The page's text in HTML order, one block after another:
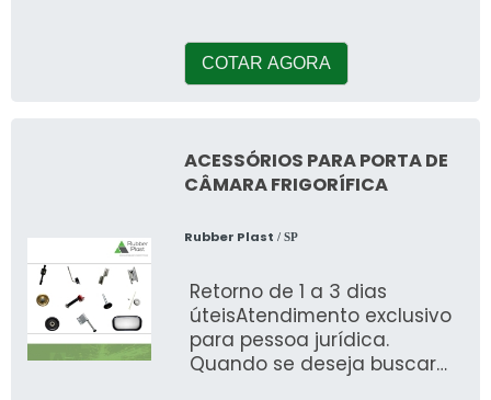
COTAR AGORA
ACESSÓRIOS PARA PORTA DE
CÂMARA FRIGORÍFICA
Rubber Plast / SP
Retorno de 1 a 3 dias
úteisAtendimento exclusivo
para pessoa jurídica.
Quando se deseja buscar